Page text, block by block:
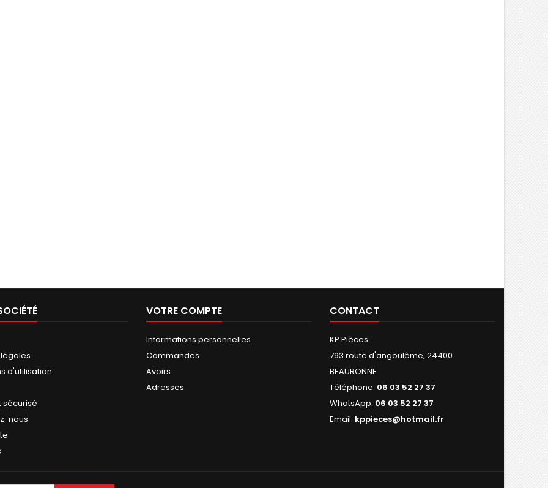
d'utilisation
sécurisé
nous
VOTRE COMPTE
Informations personnelles
Commandes
Avoirs
Adresses
CONTACT
KP Pièces
793 route d'angoulême, 24400
BEAURONNE
Téléphone: 06 03 52 27 37
WhatsApp: 06 03 52 27 37
Email: kppieces@hotmail.fr